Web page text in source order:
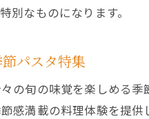
川口市の
川口市
別なものになります。
パスタ特集
の旬の味覚を楽しめる
感満載の料理体験を提